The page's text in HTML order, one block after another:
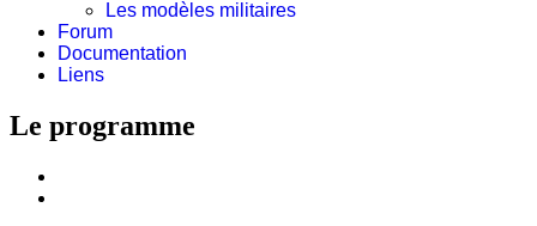
Les modèles militaires
Forum
Documentation
Liens
Le programme